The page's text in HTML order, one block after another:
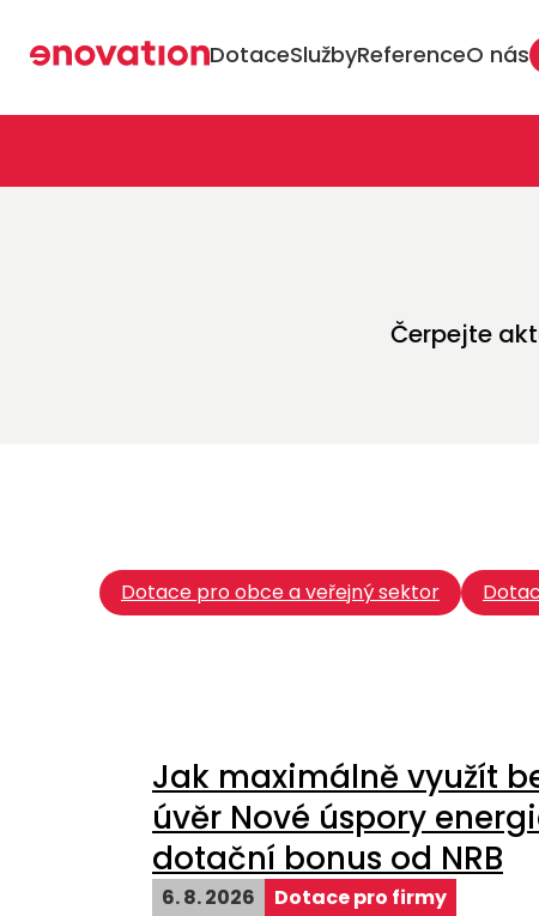
DotaceSlužbyReferenceO nás
Čerpejte
Dotace pro obce a veřejný sektor
Jak maximálně využít
úvěr Nové úspory
dotační bonus od NRB
6. 8. 2026
Dotace pro firmy